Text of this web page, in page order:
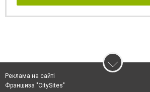
Реклама на сайті
Франшиза "CitySites"